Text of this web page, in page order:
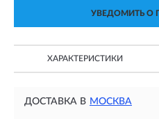
УВЕДОМИТЬ О
ХАРАКТЕРИСТИКИ
ДОСТАВКА В МОСКВА